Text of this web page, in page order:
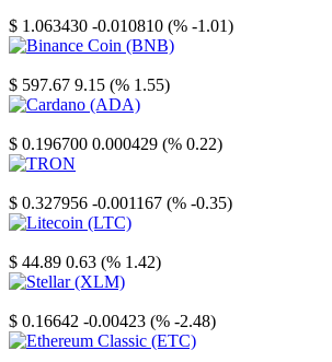
$ 1.063430 -0.010810 (% -1.01)
$ 597.67 9.15 (% 1.55)
$ 0.196700 0.000429 (% 0.22)
$ 0.327956 -0.001167 (% -0.35)
$ 44.89 0.63 (% 1.42)
$ 0.16642 -0.00423 (% -2.48)